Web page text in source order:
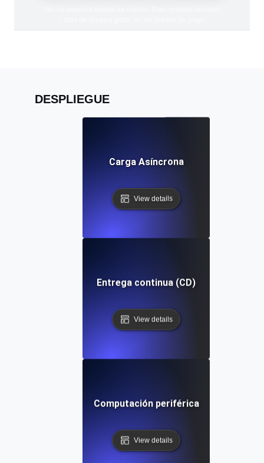
DESPLIEGUE
Carga Asíncrona
View details
Entrega continua (CD)
View details
Computación periférica
View details